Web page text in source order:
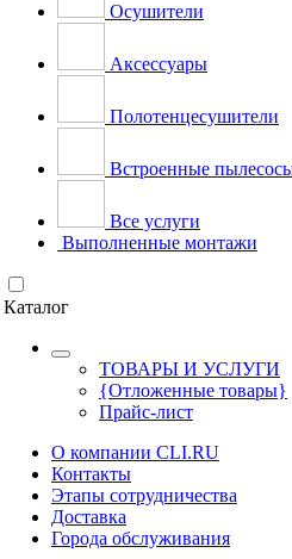
Осушители
Аксессуары
Полотенцесушители
Встроенные
Все услуги
Выполненные монтажи
Каталог
ТОВАРЫ И УСЛУГИ
{Отложенные товары}
Прайс-лист
О компании CLI.RU
Контакты
Этапы сотрудничества
Доставка
Города обслуживания